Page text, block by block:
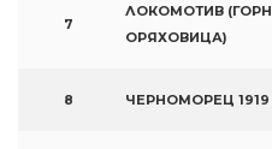
7
ЛОКОМОТИВ
ОРЯХОВИЦА)
8 ЧЕРНОМОРЕЦ 1919